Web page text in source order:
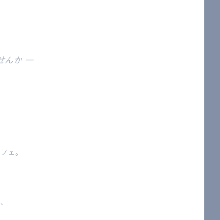
んか ―
ェ。